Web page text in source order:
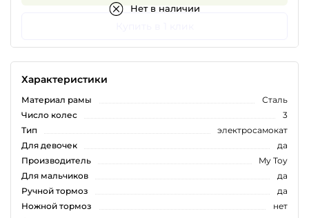
Нет в наличии
Характеристики
Материал рамы
Сталь
Число колес
3
Тип
электросамокат
Для девочек
да
Производитель
My Toy
Для мальчиков
да
Ручной тормоз
да
Ножной тормоз
нет